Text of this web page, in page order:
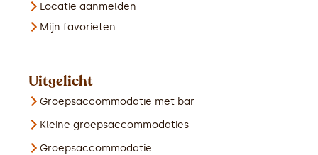
Locatie aanmelden
Mijn favorieten
Uitgelicht
Groepsaccommodatie met bar
Kleine groepsaccommodaties
Groepsaccommodatie